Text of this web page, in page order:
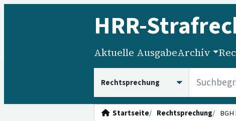
HRR-
Aktuelle AusgabeArchiv
Startseite Rechtsprechung